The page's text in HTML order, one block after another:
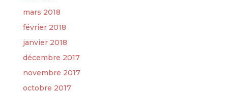
mars 2018
février 2018
janvier 2018
décembre 2017
novembre 2017
octobre 2017